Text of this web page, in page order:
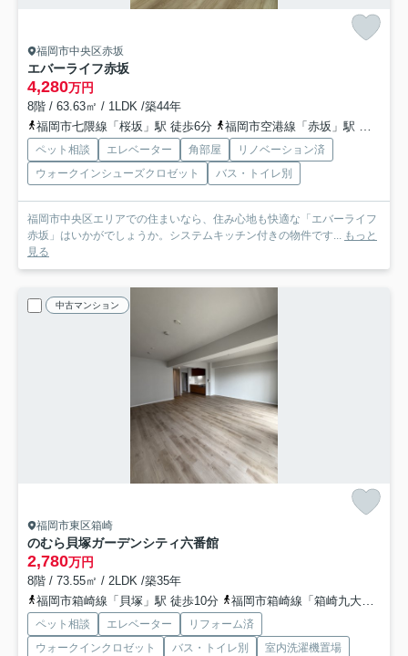
福岡市中央区赤坂
エバーライフ赤坂
4,280万円
8階 / 63.63㎡ / 1LDK /築44年
福岡市七隈線「桜坂」駅 徒歩6分
福岡市空港線「赤坂」駅 徒歩17分
ペット相談 エレベーター 角部屋
リノベーション済
ウォークインシューズクロゼット
バス・トイレ別
福岡市中央区エリアでの住まいなら、住み心地も快適な「エバーライフ
赤坂」はいかがでしょうか。システムキッチン付きの物件です... もっと
見る
中古マンション
福岡市東区箱崎
のむら貝塚ガーデンシティ六番館
2,780万円
8階 / 73.55㎡ / 2LDK /築35年
福岡市箱崎線「貝塚」駅 徒歩10分
福岡市箱崎線「箱崎九大前」駅 徒歩15分
ペット相談 エレベーター
リフォーム済
ウォークインクロゼット
バス・トイレ別 室内洗濯機置場